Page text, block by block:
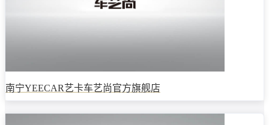
南宁YEECAR艺卡车艺尚官方旗舰店